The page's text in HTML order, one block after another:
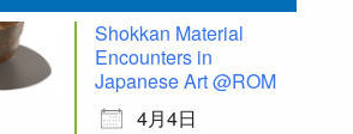
Shokkan Material
Encounters in
Japanese Art @ROM
4月4日